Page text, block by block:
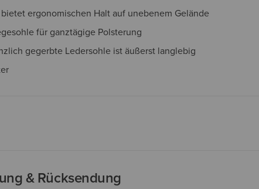
ergonomischen Halt auf unebenem Gelände
für ganztägige Polsterung
gegerbte Ledersohle ist äußerst langlebig
& Rücksendung